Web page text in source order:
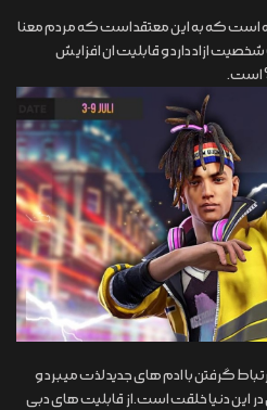
مارو،یک مرد 32 ساله است که به این معتقد است که مردم معنا
ازاد دارد و قابلیت ان افزایش
از ارتباط گرفتن با ادم های جدید لذت میبرد و
این دنیا خلقت است.از قابلیت های دبی